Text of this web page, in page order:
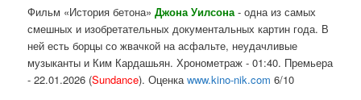
Фильм «История бетона»Джона Уилсона - одна из самых
смешных и изобретательных документальных картин года. В
ней есть борцы со жвачкой на асфальте, неудачливые
музыканты и Ким Кардашьян. Хронометраж - 01:40. Премьера
- 22.01.2026 (Sundance). Оценкаwww.kino-nik.com 6/10